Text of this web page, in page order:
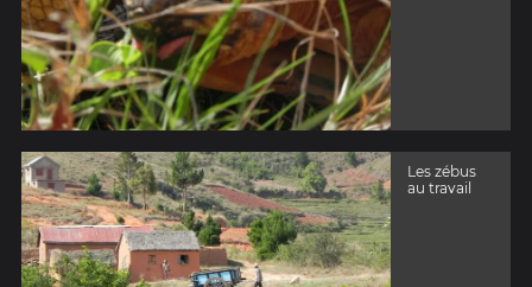
Les zébus
au travail